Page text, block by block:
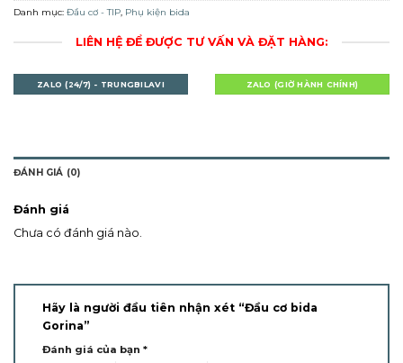
Danh mục: Đầu cơ - TIP, Phụ kiện bida
LIÊN HỆ ĐỂ ĐƯỢC TƯ VẤN VÀ ĐẶT HÀNG:
ZALO (24/7) - TRUNGBILAVI ZALO (GIỜ HÀNH CHÍNH)
ĐÁNH GIÁ (0)
Đánh giá
Chưa có đánh giá nào.
Hãy là người đầu tiên nhận xét “Đầu cơ bida
Gorina”
Đánh giá của bạn *